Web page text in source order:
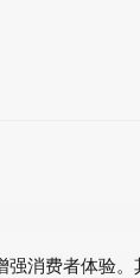
强消费者体验。